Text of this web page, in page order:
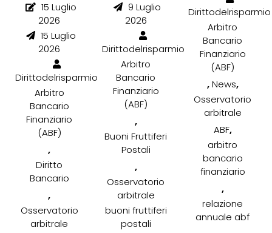
15 Luglio
2026
15 Luglio
2026
Dirittodelrisparmio
Arbitro
Bancario
Finanziario
(ABF)
,
Diritto
Bancario
,
Osservatorio
arbitrale
9 Luglio
2026
Dirittodelrisparmio
Arbitro
Bancario
Finanziario
(ABF)
,
Buoni Fruttiferi
Postali
,
Osservatorio
arbitrale
buoni fruttiferi
postali
Dirittodelrisparmio
Arbitro
Bancario
Finanziario
(ABF)
,News,
Osservatorio
arbitrale
ABF,
arbitro
bancario
finanziario
,
relazione
annuale abf